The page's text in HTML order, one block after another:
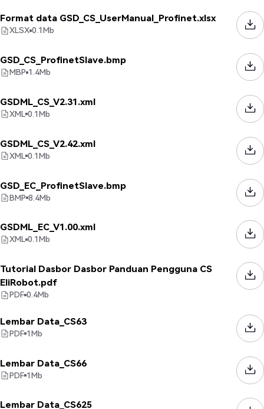
Format data GSD_CS_UserManual_Profinet.xlsx
XLSX 0.1Mb
GSD_CS_ProfinetSlave.bmp
MBP 1.4Mb
GSDML_CS_V2.31.xml
XML 0.1Mb
GSDML_CS_V2.42.xml
XML 0.1Mb
GSD_EC_ProfinetSlave.bmp
BMP 8.4Mb
GSDML_EC_V1.00.xml
XML 0.1Mb
Tutorial Dasbor Dasbor Panduan Pengguna CS
EliRobot.pdf
PDF 0.4Mb
Lembar Data_CS63
PDF 1Mb
Lembar Data_CS66
PDF 1Mb
Lembar Data_CS625